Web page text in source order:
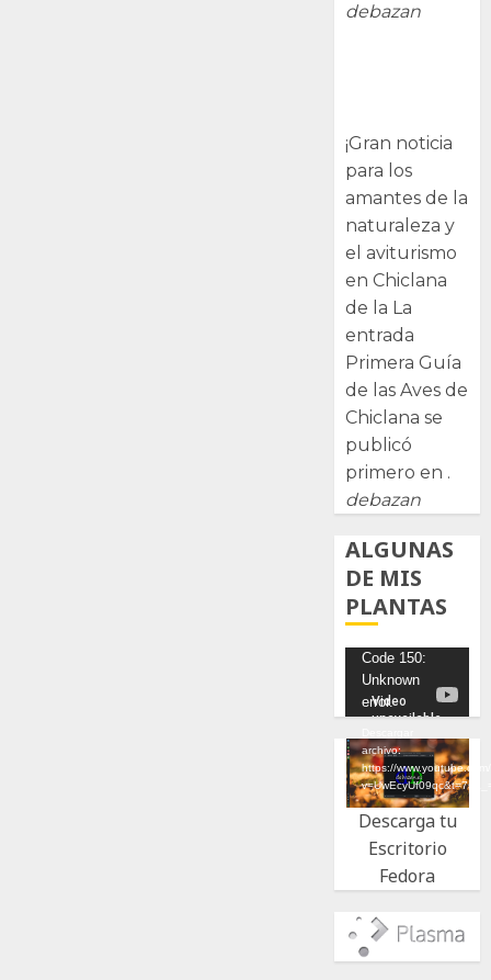
debazan
¡Gran noticia
para los
amantes de la
naturaleza y
el aviturismo
en Chiclana
de la La
entrada
Primera Guía
de las Aves de
Chiclana se
publicó
primero en .
debazan
ALGUNAS
DE MIS
PLANTAS
Reproductor
de
vídeo
Code 150:
Unknown
error.
archivo:
https://
Descarga tu
Escritorio
Fedora